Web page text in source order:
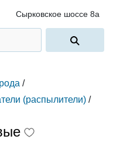
Сырковское шоссе 8а
/
(распылители) /